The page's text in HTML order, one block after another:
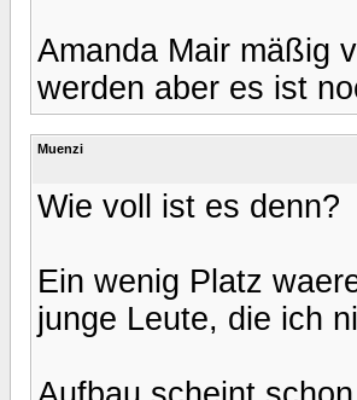
Amanda Mair mäßig
werden aber es ist
Muenzi
Wie voll ist es denn?
Ein wenig Platz
junge Leute, die ich